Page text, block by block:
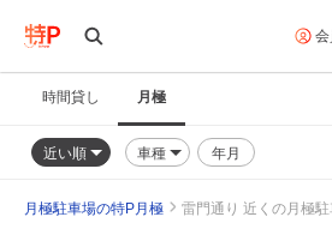
時間貸し 月極
近い順 車種 年月
月極駐車場の特P月極 雷門通り 近くの月極